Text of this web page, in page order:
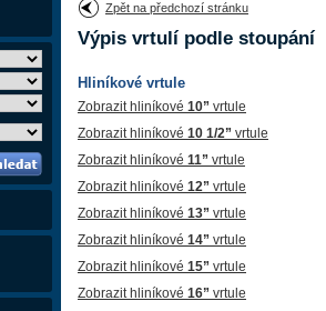
Zpět na předchozí stránku
Výpis vrtulí podle stoupání
Hliníkové vrtule
Zobrazit hliníkové 10” vrtule
Zobrazit hliníkové 10 1/2” vrtule
Zobrazit hliníkové 11” vrtule
Zobrazit hliníkové 12” vrtule
Zobrazit hliníkové 13” vrtule
Zobrazit hliníkové 14” vrtule
Zobrazit hliníkové 15” vrtule
Zobrazit hliníkové 16” vrtule